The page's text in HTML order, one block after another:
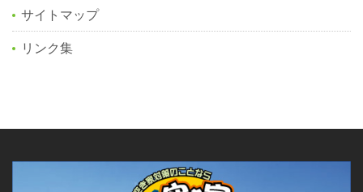
サイトマップ
リンク集